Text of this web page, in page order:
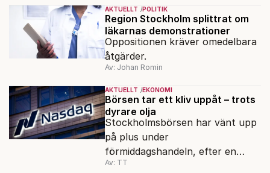
AKTUELLT POLITIK
Region Stockholm splittrat om
läkarnas demonstrationer
Oppositionen kräver omedelbara
åtgärder.
Av: Johan Romin
AKTUELLT EKONOMI
Börsen tar ett kliv uppåt – trots
dyrare olja
Stockholmsbörsen har vänt upp
på plus under
förmiddagshandeln, efter en
inledning nedåt – trots ett högre
Av: TT